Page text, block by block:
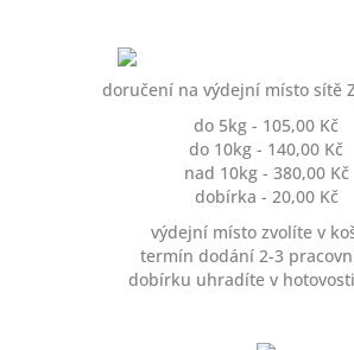
doručení na výdejní místo sítě
do 5kg - 105,00 Kč
do 10kg - 140,00 Kč
nad 10kg - 380,00 Kč
dobírka - 20,00 Kč
výdejní místo zvolíte v
termín dodání 2-3
dobírku uhradíte v hotovosti